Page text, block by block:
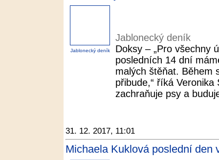
Jablonecký deník
Jablonecký deník
Doksy – „Pro všechny
posledních 14 dní
malých štěňat. Během
přibude,“ říká
zachraňuje psy a
31. 12. 2017, 11:01
Michaela Kuklová poslední den